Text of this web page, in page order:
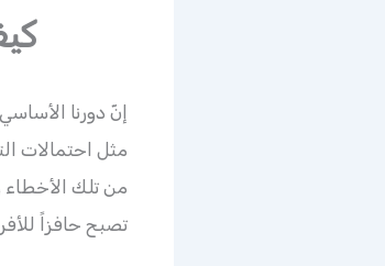
إنّ دورنا
مثل احتمالات
من تلك الأخطاء
تصبح حافزاً